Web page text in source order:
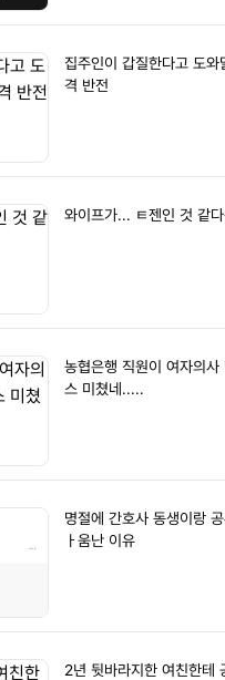
집주인이 갑질한다고 도와
격 반전
와이프가... ㅌ젠인 것 같
농협은행 직원이 여자의사
스 미쳤네.....
명절에 간호사 동생이랑
ㅏ움난 이유
2년 뒷바라지한 여친한테